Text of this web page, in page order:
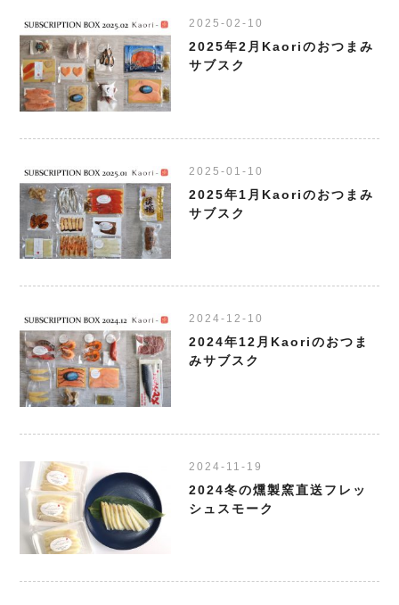
2025-02-10
2025年2月Kaoriのおつまみ
サブスク
2025-01-10
2025年1月Kaoriのおつまみ
サブスク
2024-12-10
2024年12月Kaoriのおつま
みサブスク
2024-11-19
2024冬の燻製窯直送フレッ
シュスモーク